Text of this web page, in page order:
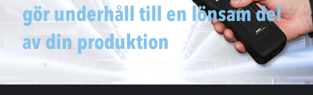
gör underhåll till en lönsam del
av din produktion